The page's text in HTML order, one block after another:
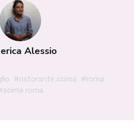
Alessio
#ristorante scima #roma
roma